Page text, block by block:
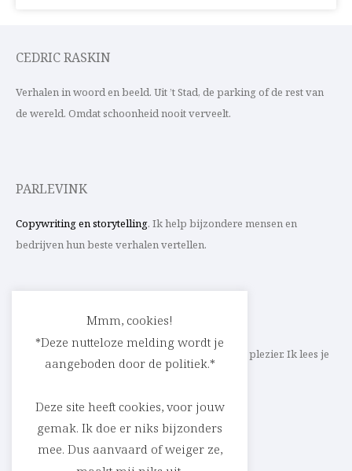
CEDRIC RASKIN
Verhalen in woord en beeld. Uit ’t Stad, de parking of de rest van
de wereld. Omdat schoonheid nooit verveelt.
PARLEVINK
Copywriting en storytelling. Ik help bijzondere mensen en
bedrijven hun beste verhalen vertellen.
Schrijf ik straks mee aan jouw verhaal? Met veel plezier. Ik lees je
heel graag op
cedric@parlevink.be
SOCIAL
Mmm, cookies!
*Deze nutteloze melding wordt je
aangeboden door de politiek.*
Deze site heeft cookies, voor jouw
gemak. Ik doe er niks bijzonders
mee. Dus aanvaard of weiger ze,